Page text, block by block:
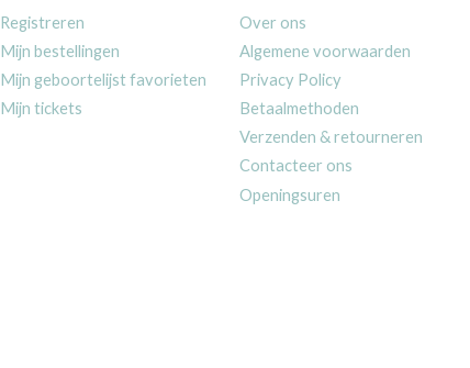
Registreren
Mijn bestellingen
Mijn geboortelijst favorieten
Mijn tickets
Over ons
Algemene voorwaarden
Privacy Policy
Betaalmethoden
Verzenden & retourneren
Contacteer ons
Openingsuren